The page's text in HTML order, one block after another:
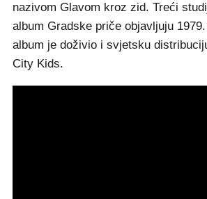
nazivom Glavom kroz zid. Treći
album Gradske priče objavljuju
album je doživio i svjetsku
City Kids.